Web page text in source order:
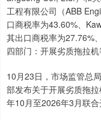
工程有限公司（ABB
口商税率为43.60%、
其出口商税率为27.76%
四部门：开展劣质拖拉
10月23日，市场监管总
部发布关于开展劣质拖
年10月至2026年3月联合